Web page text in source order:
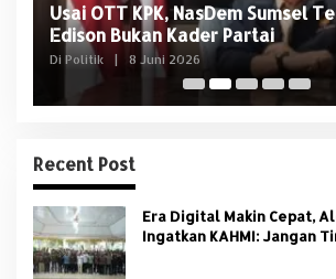
Usai OTT KPK, NasDem Sumsel
Edison Bukan Kader Partai
Di Politik 8 Juni 2026
Recent Post
Era Digital Makin Cepat,
Ingatkan KAHMI: Jangan